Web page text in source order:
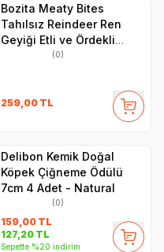
Bozita Meaty Bites
Tahılsız Reindeer Ren
Geyiği Etli ve Ördekli
Köpek Ödül Maması 70 gr
(0)
259,00 TL
Delibon Kemik Doğal
Köpek Çiğneme Ödülü
7cm 4 Adet - Natural
(0)
159,00 TL
127,20 TL
Sepette %20 indirim